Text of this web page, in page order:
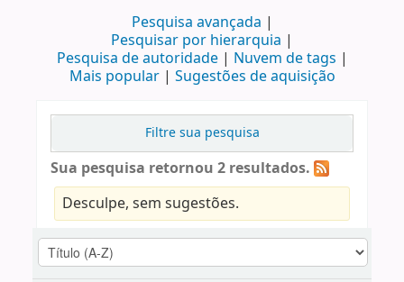
Pesquisa avançada
Pesquisar por hierarquia
Pesquisa de autoridade
Nuvem de tags
Mais popular
Sugestões de aquisição
Filtre sua pesquisa
Sua pesquisa retornou 2 resultados.
Desculpe, sem sugestões.